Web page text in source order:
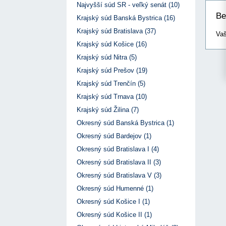
Týždenný súhrn výstupov ÚVO za 27. týždeň
17. 7. 2026
Úrad pre verejné obstarávanie
Zelené obstarávanie naráža na bariéry aj obavy
8. 7. 2026
Úrad pre verejné obstarávanie
Predseda ÚVO prehodnotil rozhodnutia týkajúce sa
konfliktu záujmov
8. 7. 2026
Úrad pre verejné obstarávanie
prezentáciu kultúr...
22. 1. 2026
Otvorenie výzvy na
Výzva na poskytnutie
Najvyšší súd SR - veľký senát (10)
Krajský súd Banská Bystrica (16)
Krajský súd Bratislava (37)
Krajský súd Košice (16)
Krajský súd Nitra (5)
Krajský súd Prešov (19)
Krajský súd Trenčín (5)
Krajský súd Trnava (10)
Krajský súd Žilina (7)
Okresný súd Banská Bystrica (1)
Okresný súd Bardejov (1)
Okresný súd Bratislava I (4)
Okresný súd Bratislava II (3)
Okresný súd Bratislava V (3)
Okresný súd Humenné (1)
Okresný súd Košice I (1)
Okresný súd Košice II (1)